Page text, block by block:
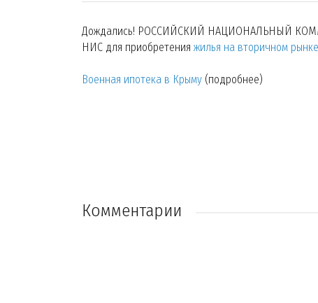
Дождались! РОССИЙСКИЙ НАЦИОНАЛЬНЫЙ
НИС для приобретения жилья на вторичном
Военная ипотека в Крыму (подробнее)
Комментарии